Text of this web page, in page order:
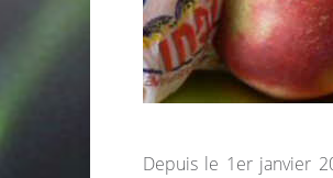
Depuis le 1er janvier